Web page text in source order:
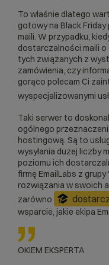
To właśnie dlatego
gotowy na Black Friday
maili. W przypadku,
dostarczalności maili o
tych związanych z
zamówienia, czy
gorąco polecam Ci
wyspecjalizowanymi
Taki serwer to
ogólnego
hostingową. Są to
wysyłania dużej liczby
poziomu ich
firmę EmailLabs z grupy
rozwiązania w swoich
zarówno
wsparcie, jakie ekipa
OKIEM EKSPERTA